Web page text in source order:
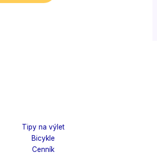
Tipy na výlet
Bicykle
Cenník